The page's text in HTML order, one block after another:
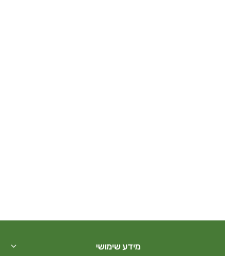
מידע שימושי